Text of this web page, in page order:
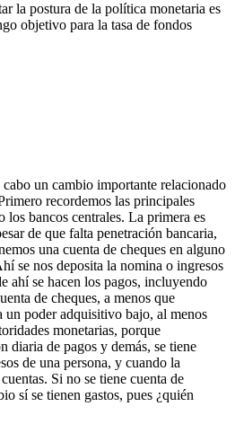
la postura de la política monetaria es
objetivo para la tasa de fondos
un cambio importante relacionado
recordemos las principales
los bancos centrales. La primera es
de que falta penetración bancaria,
una cuenta de cheques en alguno
se nos deposita la nomina o ingresos
ahí se hacen los pagos, incluyendo
de cheques, a menos que
un poder adquisitivo bajo, al menos
monetarias, porque
diaria de pagos y demás, se tiene
de una persona, y cuando la
Si no se tiene cuenta de
sí se tienen gastos, pues ¿quién